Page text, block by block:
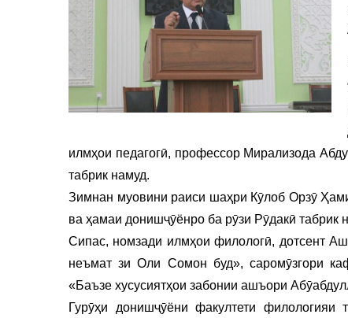
илмҳои педагогӣ, профессор Мирализода
табрик намуд.
Зимнан муовини раиси шаҳри Кӯлоб Орзӯ
ва ҳамаи донишҷӯёнро ба рӯзи Рӯдакӣ табрик
Сипас, номзади илмҳои филологӣ, дотсент
неъмат зи Оли Сомон буд», саромӯзгори
«Баъзе хусусиятҳои забонии ашъори
Гурӯҳи донишҷӯёни факултети